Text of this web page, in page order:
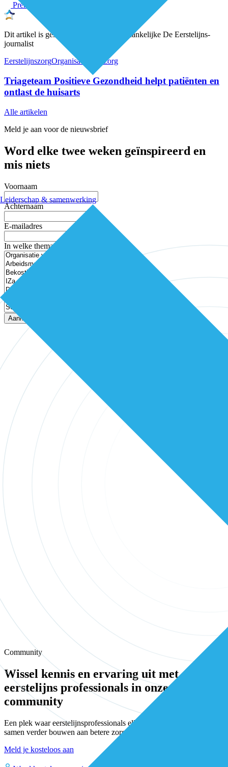
Leiderschap & samenwerking
Premium
Dit artikel is geschreven door een onafhankelijke De Eerstelijns-
journalist
EerstelijnszorgOrganisatie van zorg
Triageteam Positieve Gezondheid helpt patiënten en
ontlast de huisarts
Alle artikelen
Meld je aan voor de nieuwsbrief
Word elke twee weken geïnspireerd en
mis niets
Voornaam
Achternaam
E-mailadres
In welke thema’s ben je geïnteresseerd?
Community
Wissel kennis en ervaring uit met andere
eerstelijns professionals in onze
community
Een plek waar eerstelijnsprofessionals elkaar vinden, versterken en
samen verder bouwen aan betere zorg.
Meld je kosteloos aan